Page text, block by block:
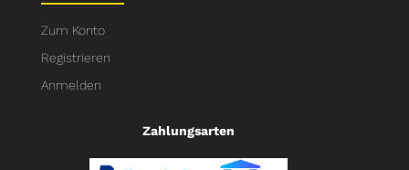
Zum Konto
Registrieren
Anmelden
Zahlungsarten